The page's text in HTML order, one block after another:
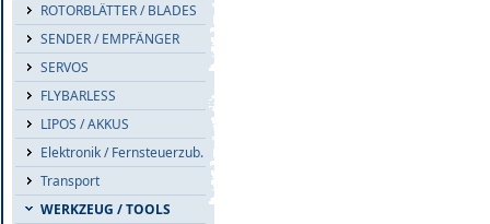
ROTORBLÄTTER / BLADES
SENDER / EMPFÄNGER
SERVOS
FLYBARLESS
LIPOS / AKKUS
Elektronik / Fernsteuerzub.
Transport
WERKZEUG / TOOLS